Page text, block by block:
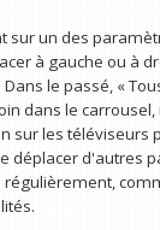
sur un des
à gauche ou à
le passé, «
dans le
sur les téléviseurs
déplacer d'autres